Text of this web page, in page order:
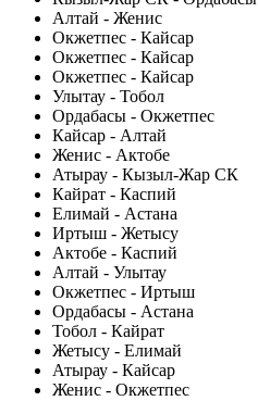
Алтай - Женис
Окжетпес - Кайсар
Окжетпес - Кайсар
Окжетпес - Кайсар
Улытау - Тобол
Ордабасы - Окжетпес
Кайсар - Алтай
Женис - Актобе
Атырау - Кызыл-Жар СК
Кайрат - Каспий
Елимай - Астана
Иртыш - Жетысу
Актобе - Каспий
Алтай - Улытау
Окжетпес - Иртыш
Ордабасы - Астана
Тобол - Кайрат
Жетысу - Елимай
Атырау - Кайсар
Женис - Окжетпес